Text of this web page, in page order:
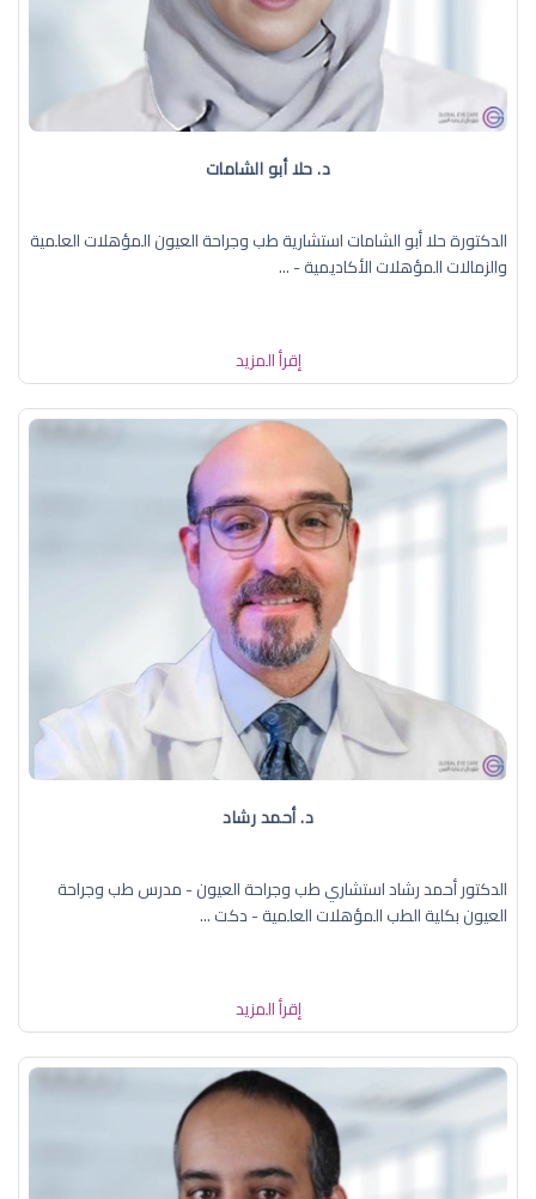
د. حلا أبو الشامات
الدكتورة حلا أبو الشامات استشارية طب وجراحة العيون المؤهلات العلمية
والزمالات المؤهلات الأكاديمية - ...
إقرأ المزيد
د. ‏أحمد رشاد
الدكتور أحمد رشاد استشاري طب وجراحة العيون - مدرس طب وجراحة
العيون بكلية الطب المؤهلات العلمية - دكت ...
إقرأ المزيد